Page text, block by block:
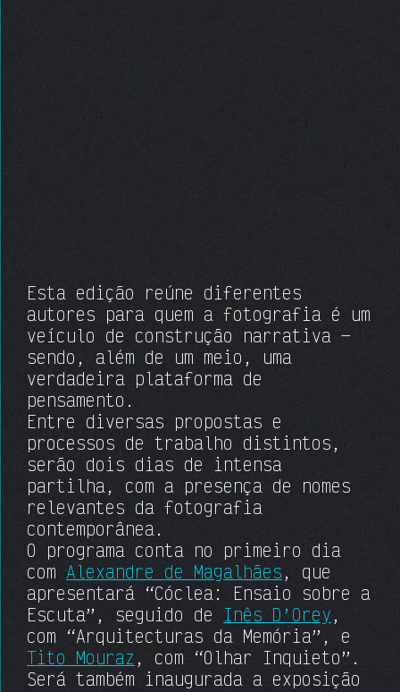
Esta edição reúne diferentes
autores para quem a fotografia é um
veículo de construção narrativa —
sendo, além de um meio, uma
verdadeira plataforma de
pensamento.
Entre diversas propostas e
processos de trabalho distintos,
serão dois dias de intensa
partilha, com a presença de nomes
relevantes da fotografia
contemporânea.
O programa conta no primeiro dia
com Alexandre de Magalhães , que
apresentará “Cóclea: Ensaio sobre a
Escuta”, seguido de Inês D’Orey ,
com “Arquitecturas da Memória”, e
Tito Mouraz , com “Olhar Inquieto”.
Será também inaugurada a exposição